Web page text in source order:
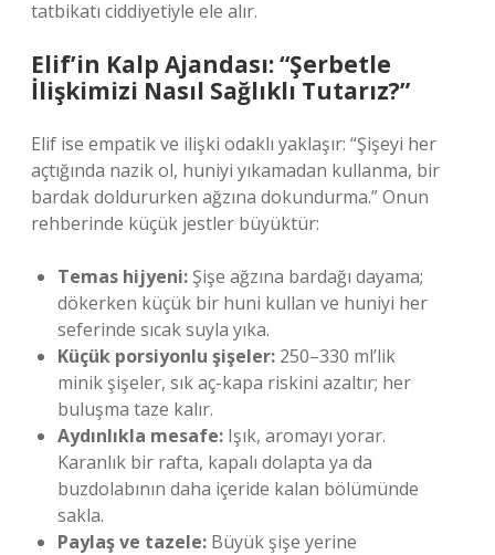
tatbikatı ciddiyetiyle ele alır.
Elif’in Kalp Ajandası: “Şerbetle
İlişkimizi Nasıl Sağlıklı Tutarız?”
Elif ise empatik ve ilişki odaklı yaklaşır: “Şişeyi her
açtığında nazik ol, huniyi yıkamadan kullanma, bir
bardak doldururken ağzına dokundurma.” Onun
rehberinde küçük jestler büyüktür:
Temas hijyeni: Şişe ağzına bardağı dayama;
dökerken küçük bir huni kullan ve huniyi her
seferinde sıcak suyla yıka.
Küçük porsiyonlu şişeler: 250–330 ml’lik
minik şişeler, sık aç-kapa riskini azaltır; her
buluşma taze kalır.
Aydınlıkla mesafe: Işık, aromayı yorar.
Karanlık bir rafta, kapalı dolapta ya da
buzdolabının daha içeride kalan bölümünde
sakla.
Paylaş ve tazele: Büyük şişe yerine